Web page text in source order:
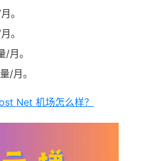
。
。
月。
/月。
Net 机场怎么样？